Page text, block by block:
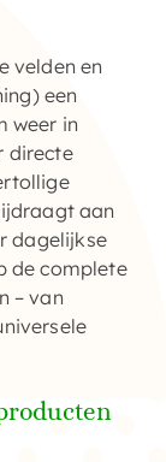
velden en
een
weer in
directe
aan
dagelijkse
de complete
– van